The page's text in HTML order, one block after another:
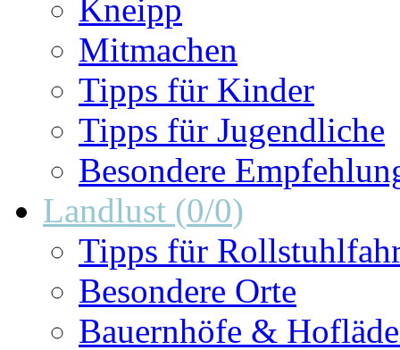
Kneipp
Mitmachen
Tipps für Kinder
Tipps für Jugendliche
Besondere
Landlust (0/0)
Tipps für
Besondere Orte
Bauernhöfe &